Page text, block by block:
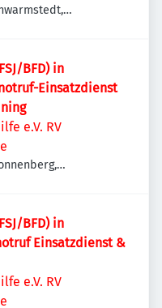
BFD) in
Einsatzdienst
e.V. RV
BFD) in
Einsatzdienst &
e.V. RV